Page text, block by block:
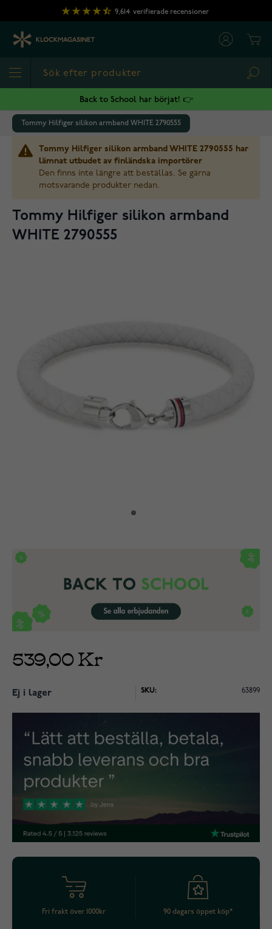
Hoppa till innehållet
9,614 verifierade recensioner
Back to School har börjat! 👉
Tommy Hilfiger silikon armband WHITE 2790555
Tommy Hilfiger silikon armband WHITE 2790555 har
lämnat utbudet av finländska importörer
Den finns inte längre att beställas. Se gärna
motsvarande produkter nedan.
Tommy Hilfiger silikon armband
WHITE 2790555
539,00 Kr
Ej i lager SKU: 63899
Fri frakt över 1000kr 90 dagars öppet köp*